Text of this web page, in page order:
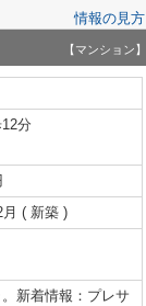
情報の見方
【マンション】
分
月 ( 新築 )
新着情報：プレサ